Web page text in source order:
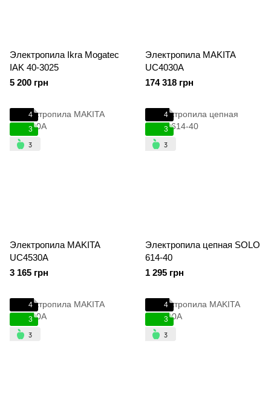
Электропила Ikra Mogatec
IAK 40-3025
5 200 грн
Электропила MAKITA
UC4030A
174 318 грн
4
3
Электропила MAKITA
UC4530A
3 165 грн
4
3
Электропила цепная SOLO
614-40
1 295 грн
4
3
4
3